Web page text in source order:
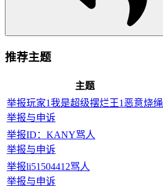
推荐主题
主题
举报玩家1我是超级摆烂王1恶意烧绳
举报与申诉
举报ID：KANY骂人
举报与申诉
举报li51504412骂人
举报与申诉